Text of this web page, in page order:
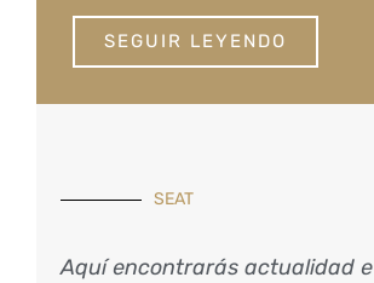
SEGUIR LEYENDO
SEAT
Aquí encontrarás actualidad e